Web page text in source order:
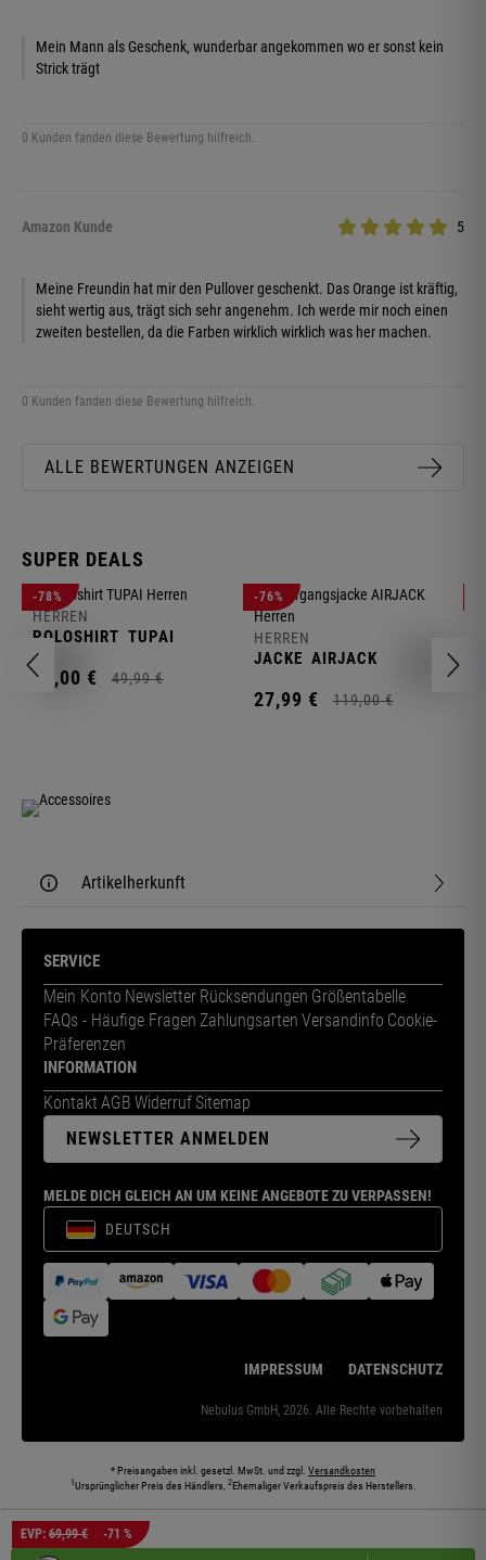
EVP: 69,99 € -71 %
Mein Mann als Geschenk, wunderbar angekommen wo er sonst kein
Strick trägt
0 Kunden fanden diese Bewertung hilfreich.
Amazon Kunde 5
Meine Freundin hat mir den Pullover geschenkt. Das Orange ist kräftig,
sieht wertig aus, trägt sich sehr angenehm. Ich werde mir noch einen
zweiten bestellen, da die Farben wirklich wirklich was her machen.
0 Kunden fanden diese Bewertung hilfreich.
ALLE BEWERTUNGEN ANZEIGEN
SUPER DEALS
-78%
HERREN
POLOSHIRT TUPAI
11,00 € 49,99 €
-76%
HERREN
JACKE AIRJACK
27,99 € 119,00 €
Artikelherkunft
SERVICE
Mein Konto Newsletter Rücksendungen Größentabelle
FAQs - Häufige Fragen Zahlungsarten Versandinfo Cookie-
Präferenzen
INFORMATION
Kontakt AGB Widerruf Sitemap
NEWSLETTER ANMELDEN
MELDE DICH GLEICH AN UM KEINE ANGEBOTE ZU VERPASSEN!
DEUTSCH
IMPRESSUM DATENSCHUTZ
Nebulus GmbH, 2026. Alle Rechte vorbehalten
* Preisangaben inkl. gesetzl. MwSt. und zzgl. Versandkosten
1Ursprünglicher Preis des Händlers, 2Ehemaliger Verkaufspreis des Herstellers.
Die abgebildeten Models und Umgebungen können teilweise KI-generiert sein. Die
dargestellten Produkte entsprechen den angebotenen Artikeln.